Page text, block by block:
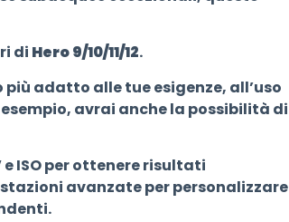
di Hero 9/10/11/12.
più adatto alle tue esigenze, all’uso
avrai anche la possibilità di
ISO per ottenere risultati
avanzate per personalizzare